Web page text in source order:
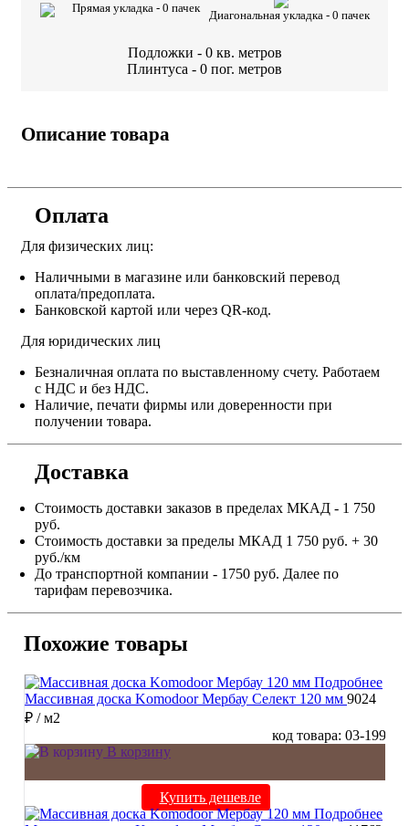
Прямая укладка - 0 пачек
Диагональная укладка - 0 пачек
Подложки - 0 кв. метров
Плинтуса - 0 пог. метров
Описание товара
Оплата
Для физических лиц:
Наличными в магазине или банковский перевод
оплата/предоплата.
Банковской картой или через QR-код.
Для юридических лиц
Безналичная оплата по выставленному счету. Работаем
с НДС и без НДС.
Наличие, печати фирмы или доверенности при
получении товара.
Доставка
Стоимость доставки заказов в пределах МКАД - 1 750
руб.
Стоимость доставки за пределы МКАД 1 750 руб. + 30
руб./км
До транспортной компании - 1750 руб. Далее по
тарифам перевозчика.
Похожие товары
Подробнее
Массивная доска Komodoor Мербау Селект 120 мм 9024
₽ / м2
код товара: 03-199
В корзину
Купить дешевле
Подробнее